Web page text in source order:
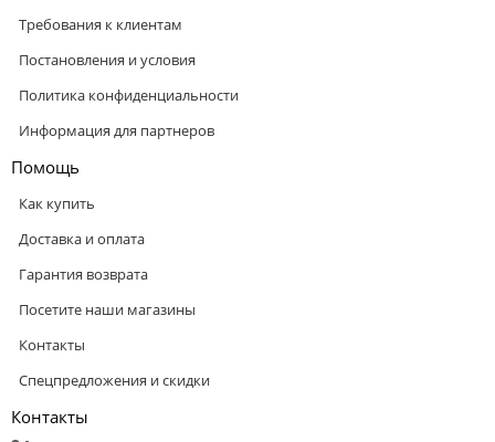
Требования к клиентам
Постановления и условия
Политика конфиденциальности
Информация для партнеров
Помощь
Как купить
Доставка и оплата
Гарантия возврата
Посетите наши магазины
Контакты
Спецпредложения и скидки
Контакты